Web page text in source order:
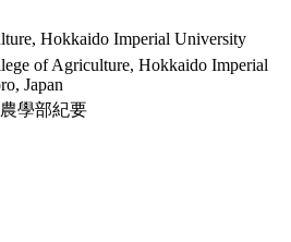
Hokkaido Imperial University
of Agriculture, Hokkaido Imperial
Japan
學部紀要